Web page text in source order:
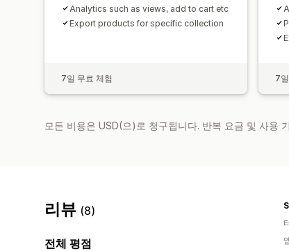
Analytics such as views, add to cart etc
Export products for specific collection
7일 무료 체험 7
모든 비용은 USD(으)로 청구됩니다. 반복 요금 및 사용
리뷰 (8)
전체 평점